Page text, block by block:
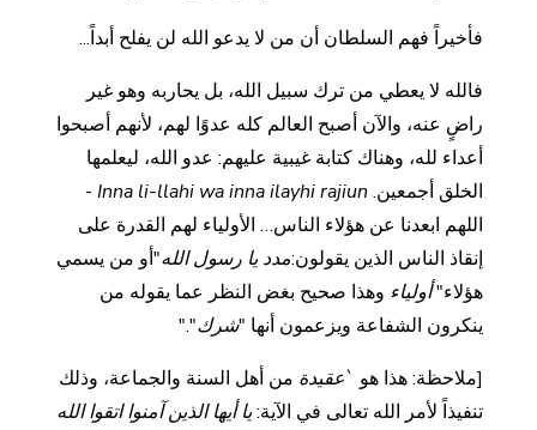
فأخيراً فهم السلطان أن من لا يدعو الله لن يفلح أبداً...
فالله لا يعطي من ترك سبيل الله، بل يحاربه وهو غير
راضٍ عنه، والآن أصبح العالم كله عدوًا لهم، لأنهم أصبحوا
أعداء لله، وهناك كتابة غيبية عليهم: عدو الله، ليعلمها
الخلق أجمعين.Inna li-llahi wa inna ilayhi rajiun
-
اللهم ابعدنا عن هؤلاء الناس… الأولياء لهم القدرة على
إنقاذ الناس الذين يقولون:مدد يا رسول الله"أو من يسمي
هؤلاء"أولياء وهذا صحيح بغض النظر عما يقوله من
ينكرون الشفاعة ويزعمون أنها "شرك"."
[ملاحظة: هذا هو `عقيدة من أهل السنة والجماعة، وذلك
تنفيذاً لأمر الله تعالى في الآية:يا أيها الذين آمنوا اتقوا الله